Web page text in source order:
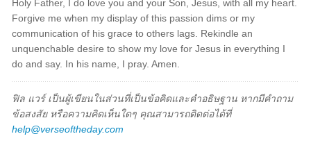
Holy Father, I do love you and your Son, Jesus, with all my heart.
Forgive me when my display of this passion dims or my
communication of his grace to others lags. Rekindle an
unquenchable desire to show my love for Jesus in everything I
do and say. In his name, I pray. Amen.
ฟิล แวร์ เป็นผู้เขียนในส่วนที่เป็นข้อคิดและคำอธิษฐาน หากมีคำถาม
ข้อสงสัย หรือความคิดเห็นใดๆ คุณสามารถติดต่อได้ที่
help@verseoftheday.com